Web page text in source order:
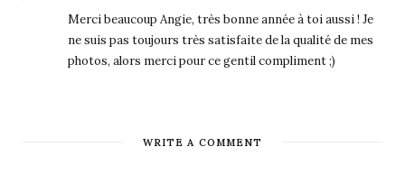
Merci beaucoup Angie, très bonne année à toi aussi ! Je
ne suis pas toujours très satisfaite de la qualité de mes
photos, alors merci pour ce gentil compliment ;)
WRITE A COMMENT